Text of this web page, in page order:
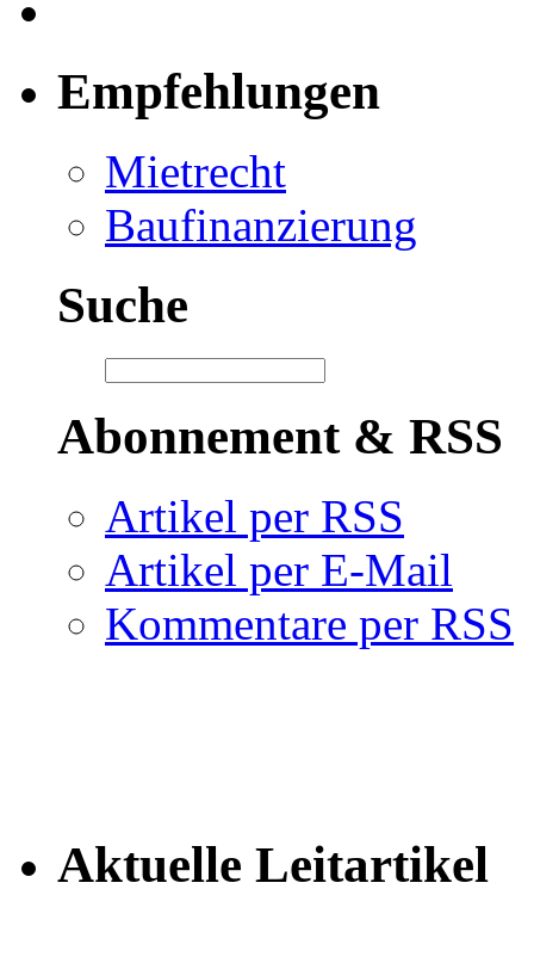
Empfehlungen
Mietrecht
Baufinanzierung
Suche
Abonnement & RSS
Artikel per RSS
Artikel per E-Mail
Kommentare per RSS
Aktuelle Leitartikel